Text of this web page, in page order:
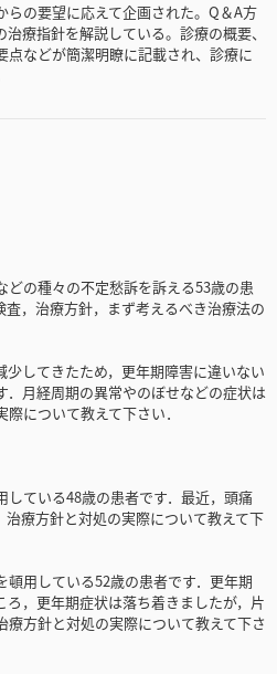
の要望に応えて企画された。Q＆A方
療指針を解説している。診療の概要、
などが簡潔明瞭に記載され、診療に
どの種々の不定愁訴を訴える53歳の患
，治療方針，まず考えるべき治療法の
してきたため，更年期障害に違いない
．月経周期の異常やのぼせなどの症状は
について教えて下さい．
ている48歳の患者です．最近，頭痛
療方針と対処の実際について教えて下
用している52歳の患者です．更年期
，更年期症状は落ち着きましたが，片
方針と対処の実際について教えて下さ